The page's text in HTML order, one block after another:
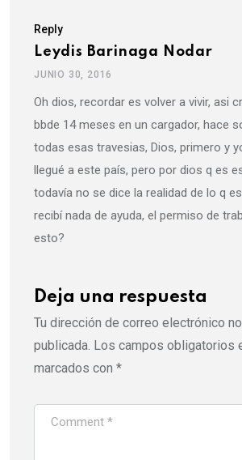
Reply
Leydis Barinaga Nodar
JUNIO 30, 2016
Oh dios, recordar es volver a vivir, asi
bbde 14 meses en un cargador, hace
todas esas travesias, Dios, primero y
llegué a este país, pero por dios q es
todavía no se dice la realidad de lo q
recibí nada de ayuda, el permiso de
esto?
Deja una respuesta
Tu dirección de correo electrónico
publicada. Los campos obligatorios
marcados con *